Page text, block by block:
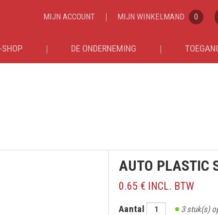
MIJN ACCOUNT MIJN WINKELMAND 0
DE ONDERNEMING
AUTO PLASTIC
0.65 € INCL. BTW
Aantal 3stuk(s)